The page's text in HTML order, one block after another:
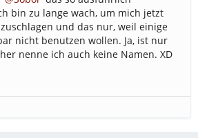
haben wir
wir (Forum)
Folgen/Followen : Ja, haben wir,
hier im Forum
bin zu lange wach, um mich jetzt
und das nur, weil einige
nicht benutzen wollen. Ja, ist nur
nenne ich auch keine Namen. XD